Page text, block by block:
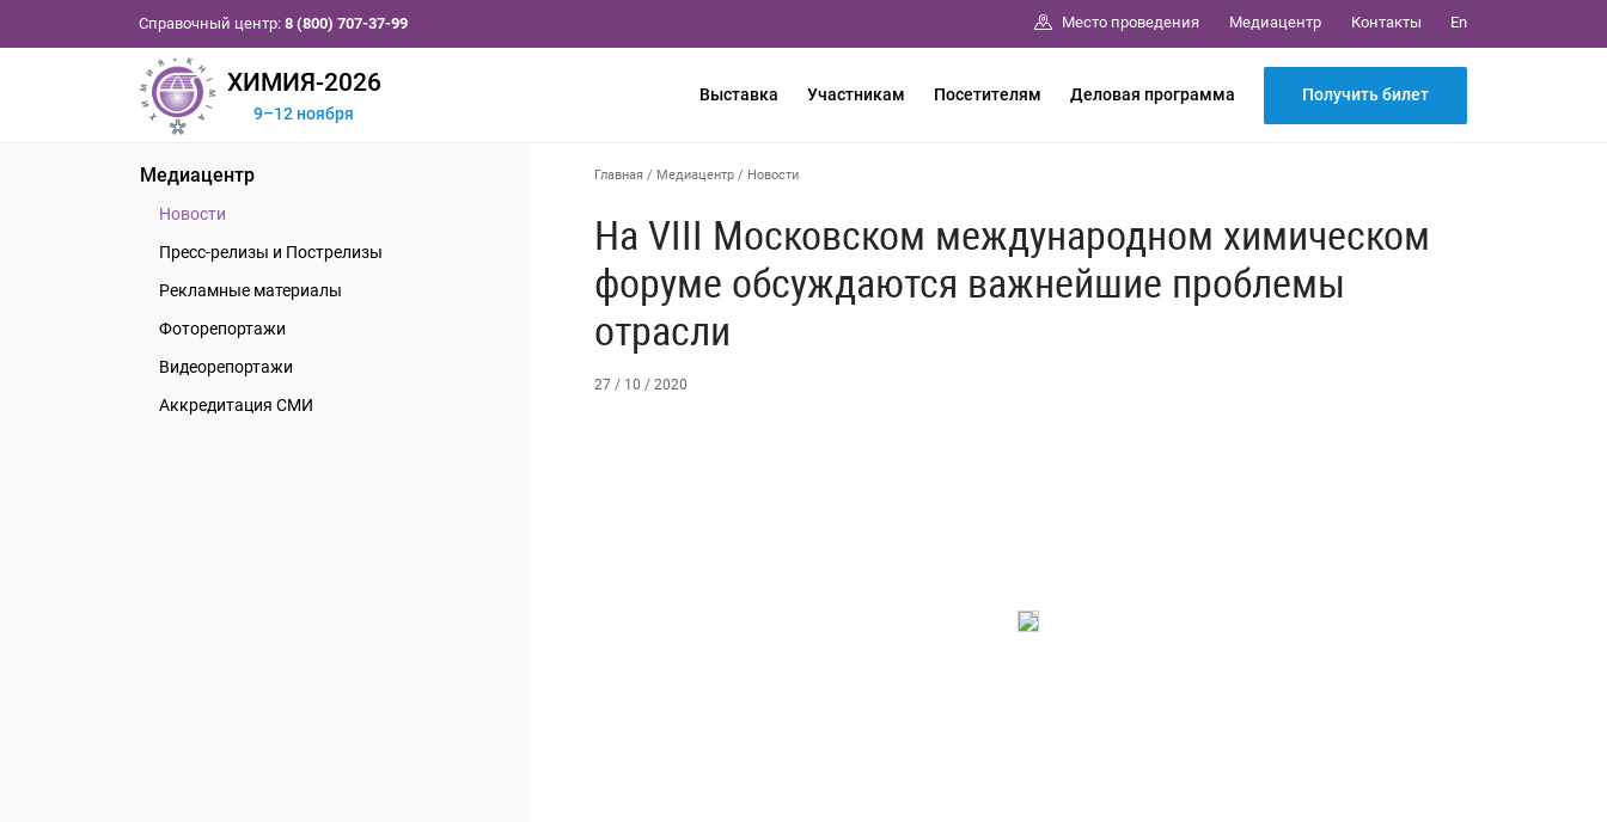
Справочный центр: 8 (800) 707-37-99 Место проведения Медиацентр Контакты En
ХИМИЯ-2026
9–12 ноября
Выставка Участникам Посетителям Деловая программа Получить билет
Медиацентр
Новости
Пресс-релизы и Пострелизы
Рекламные материалы
Фоторепортажи
Видеорепортажи
Аккредитация СМИ
Главная / Медиацентр / Новости
На VIII Московском международном химическом
форуме обсуждаются важнейшие проблемы
отрасли
27 / 10 / 2020